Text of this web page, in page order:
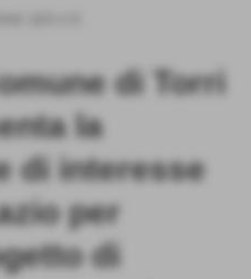
di Torri
la
di interesse
per
di